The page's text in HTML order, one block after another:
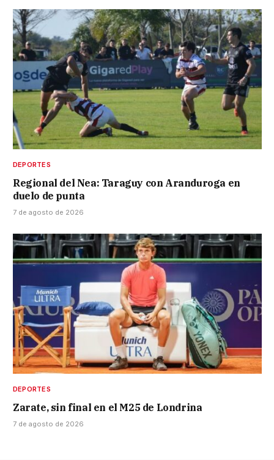
DEPORTES
Regional del Nea: Taraguy con Aranduroga en
duelo de punta
7 de agosto de 2026
DEPORTES
Zarate, sin final en el M25 de Londrina
7 de agosto de 2026